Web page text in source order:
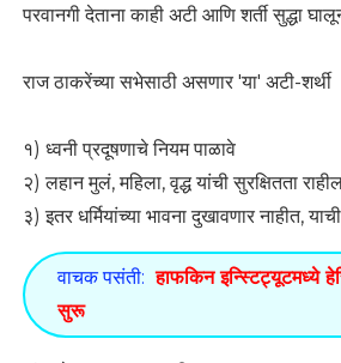
परवानगी देताना काही अटी आणि शर्ती सुद्धा
राज ठाकरेंच्या सभेसाठी असणार 'या' अटी-शर्थी
१) ध्वनी प्रदूषणाचे नियम पाळावे
२) लहान मुलं, महिला, वृद्ध यांची सुरक्षितता
३) इतर धर्मियांच्या भावना दुखावणार नाहीत, याची
वाचक पसंती: हाफकिन इन्स्टिट्यूटमध्ये
सुरू